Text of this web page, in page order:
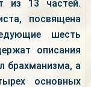
из 13 частей.
посвящена
шесть
описания
брахманизма, а
основных